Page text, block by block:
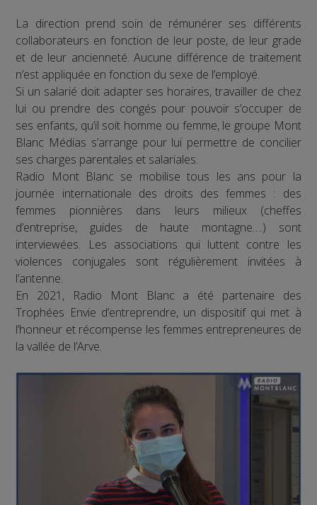
La direction prend soin de rémunérer ses différents
collaborateurs en fonction de leur poste, de leur grade
et de leur ancienneté. Aucune différence de traitement
n’est appliquée en fonction du sexe de l’employé.
Si un salarié doit adapter ses horaires, travailler de chez
lui ou prendre des congés pour pouvoir s’occuper de
ses enfants, qu’il soit homme ou femme, le groupe Mont
Blanc Médias s’arrange pour lui permettre de concilier
ses charges parentales et salariales.
Radio Mont Blanc se mobilise tous les ans pour la
journée internationale des droits des femmes : des
femmes pionnières dans leurs milieux (cheffes
d’entreprise, guides de haute montagne….) sont
interviewées. Les associations qui luttent contre les
violences conjugales sont régulièrement invitées à
l’antenne.
En 2021, Radio Mont Blanc a été partenaire des
Trophées Envie d’entreprendre, un dispositif qui met à
l’honneur et récompense les femmes entrepreneures de
la vallée de l’Arve.